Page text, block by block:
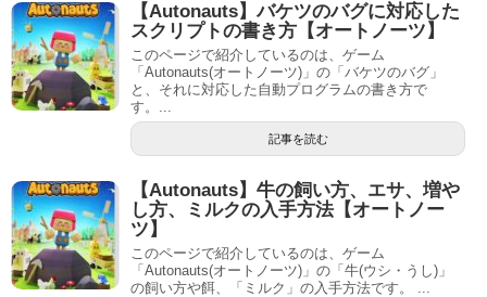
【Autonauts】バケツのバグに対応した
スクリプトの書き方【オートノーツ】
このページで紹介しているのは、ゲーム
「Autonauts(オートノーツ)」の「バケツのバグ」
と、それに対応した自動プログラムの書き方で
す。...
記事を読む
【Autonauts】牛の飼い方、エサ、増や
し方、ミルクの入手方法【オートノー
ツ】
このページで紹介しているのは、ゲーム
「Autonauts(オートノーツ)」の「牛(ウシ・うし)」
の飼い方や餌、「ミルク」の入手方法です。 ...